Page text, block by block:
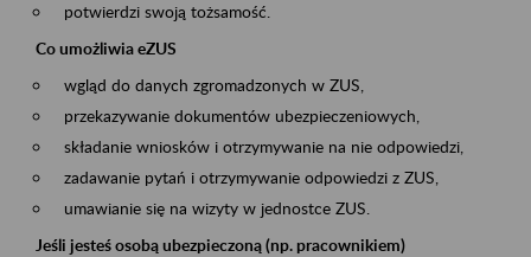
potwierdzi swoją tożsamość.
Co umożliwia eZUS
wgląd do danych zgromadzonych w ZUS,
przekazywanie dokumentów ubezpieczeniowych,
składanie wniosków i otrzymywanie na nie odpowiedzi,
zadawanie pytań i otrzymywanie odpowiedzi z ZUS,
umawianie się na wizyty w jednostce ZUS.
Jeśli jesteś osobą ubezpieczoną (np. pracownikiem)